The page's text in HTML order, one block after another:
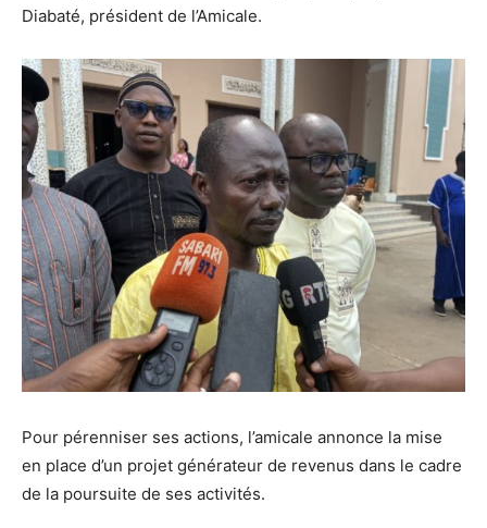
Diabaté, président de l’Amicale.
Pour pérenniser ses actions, l’amicale annonce la mise
en place d’un projet générateur de revenus dans le cadre
de la poursuite de ses activités.